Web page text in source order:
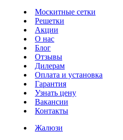
Москитные сетки
Решетки
Акции
О нас
Блог
Отзывы
Дилерам
Оплата и установка
Гарантия
Узнать цену
Вакансии
Контакты
Жалюзи